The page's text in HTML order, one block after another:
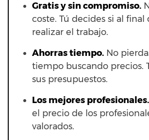
Gratis y sin compromiso.
coste. Tú decides si al final
realizar el trabajo.
Ahorras tiempo. No
tiempo buscando precios.
sus presupuestos.
Los mejores profesionales.
el precio de los
valorados.